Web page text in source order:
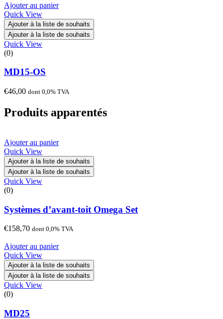
Ajouter au panier
Quick View
Ajouter à la liste de souhaits
Ajouter à la liste de souhaits
Quick View
(0)
MD15-OS
€46,00 dont 0,0% TVA
Produits apparentés
Ajouter au panier
Quick View
Ajouter à la liste de souhaits
Ajouter à la liste de souhaits
Quick View
(0)
Systèmes d’avant-toit Omega Set
€158,70 dont 0,0% TVA
Ajouter au panier
Quick View
Ajouter à la liste de souhaits
Ajouter à la liste de souhaits
Quick View
(0)
MD25